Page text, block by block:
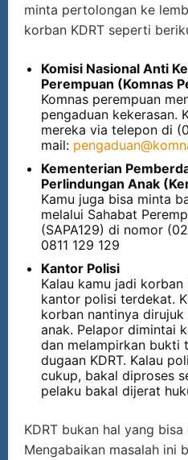
minta pertolongan ke
korban KDRT seperti
Komisi Nasional Anti
Perempuan (Komnas
Komnas perempuan
pengaduan kekerasan.
mereka via telepon di
mail:
Kementerian
Perlindungan Anak
Kamu juga bisa minta
melalui Sahabat
(SAPA129) di nomor
0811 129 129
Kantor Polisi
Kalau kamu jadi korban
kantor polisi terdekat.
korban nantinya
anak. Pelapor dimintai
dan melampirkan bukti
dugaan KDRT. Kalau
cukup, bakal diproses
pelaku bakal dijerat
KDRT bukan hal yang bisa
Mengabaikan masalah ini